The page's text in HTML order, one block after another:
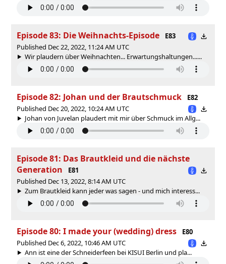
Episode 83: Die Weihnachts-Episode
E83
Published Dec 22, 2022, 11:24 AM UTC
Wir plaudern über Weihnachten... Erwartungshaltungen......
Episode 82: Johan und der Brautschmuck
E82
Published Dec 20, 2022, 10:24 AM UTC
Johan von Juvelan plaudert mit mir über Schmuck im Allg...
Episode 81: Das Brautkleid und die nächste
Generation
E81
Published Dec 13, 2022, 8:14 AM UTC
Zum Brautkleid kann jeder was sagen - und mich interess...
Episode 80: I made your (wedding) dress
E80
Published Dec 6, 2022, 10:46 AM UTC
Ann ist eine der Schneiderfeen bei KISUI Berlin und pla...